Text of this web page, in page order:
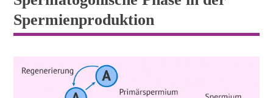
Spermienproduktion